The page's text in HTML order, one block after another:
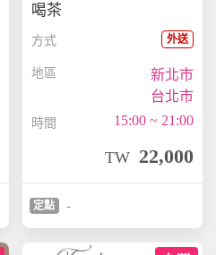
喝茶
方式 外送
地區
新北市
台北市
時間 15:00 ~ 21:00
TW 22,000
定點 -